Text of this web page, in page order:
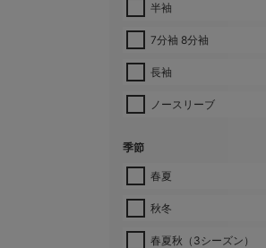
半袖
7分袖 8分袖
長袖
ノースリーブ
季節
春夏
秋冬
春夏秋（3シーズン）